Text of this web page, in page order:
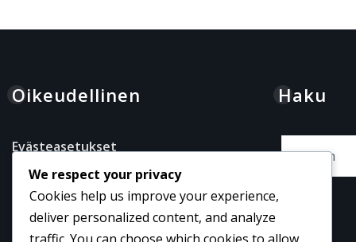
Oikeudellinen
Evästeasetukset
Ota yhteyttä
Tietosuojapolitiikka
Meidän tarinamme
Haku
We respect your privacy
Cookies help us improve your experience,
deliver personalized content, and analyze